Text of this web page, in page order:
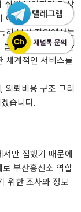
쉬워 보이지만 막상
렵습니다. 이런
히 부산 지역에서는
늘어나고 있으며, 단
체계적인 서비스를
의뢰비용 구조 그리
습니다.
만 접했기 때문에
로 부산흥신소 역할
위한 조사와 정보